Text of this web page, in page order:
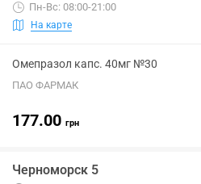
Пн-Вс: 08:00-21:00
На карте
Омепразол капс. 40мг №30
ПАО ФАРМАК
177.00 грн
Черноморск 5